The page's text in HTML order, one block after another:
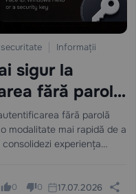
Informații
sigur la
fără parolă
fără parolă
modalitate mai rapidă de a
experiența
0 0 17.07.2026